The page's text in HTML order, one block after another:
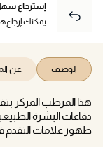
إسترجاع
يمكنك إرجاع هذا
الوصف عن
هذا المرطب المركز
دفاعات البشرة
ظهور علامات التقدم